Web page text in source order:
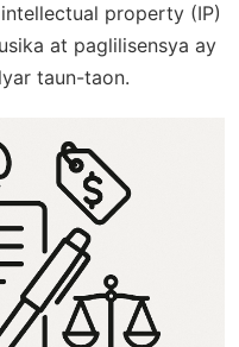
property (IP)
at paglilisensya ay
taun-taon.